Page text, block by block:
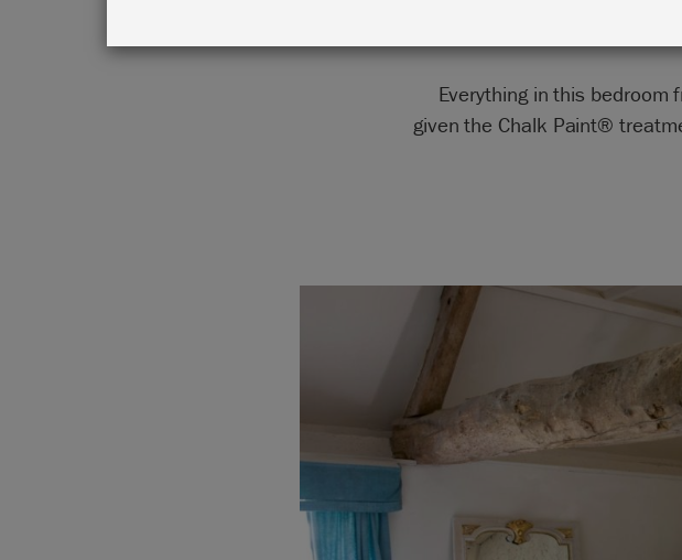
Everything in this bedroom
given the Chalk Paint®